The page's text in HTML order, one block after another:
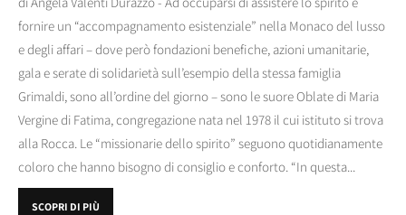
fornire un “accompagnamento esistenziale” nella Monaco del lusso
e degli affari – dove però fondazioni benefiche, azioni umanitarie,
gala e serate di solidarietà sull’esempio della stessa famiglia
Grimaldi, sono all’ordine del giorno – sono le suore Oblate di Maria
Vergine di Fatima, congregazione nata nel 1978 il cui istituto si trova
alla Rocca. Le “missionarie dello spirito” seguono quotidianamente
coloro che hanno bisogno di consiglio e conforto. “In questa...
SCOPRI DI PIÙ